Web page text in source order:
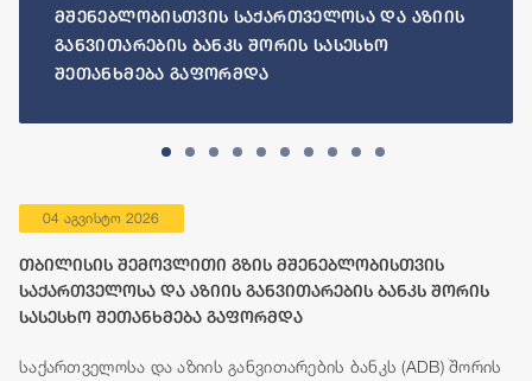
მშენებლობისთვის საქართველოსა და აზიის
განვითარების ბანკს შორის სასესხო
შეთანხმება გაფორმდა
04 აგვისტო 2026
თბილისის შემოვლითი გზის მშენებლობისთვის
საქართველოსა და აზიის განვითარების ბანკს შორის
სასესხო შეთანხმება გაფორმდა
საქართველოსა და აზიის განვითარების ბანკს (ADB) შორის